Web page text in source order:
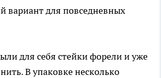
вариант для повседневных
для себя стейки форели и уже
В упаковке несколько